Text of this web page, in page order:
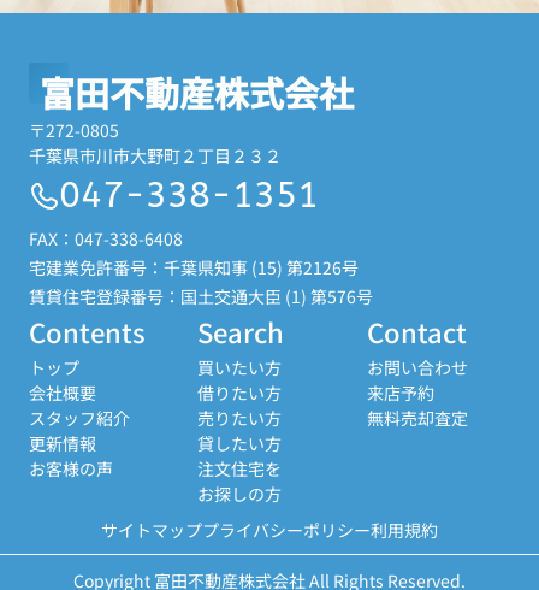
富田不動産株式会社
〒272-0805
千葉県市川市大野町２丁目２３２
047-338-1351
FAX：047-338-6408
宅建業免許番号：千葉県知事 (15) 第2126号
賃貸住宅登録番号：国土交通大臣 (1) 第576号
Contents
トップ
会社概要
スタッフ紹介
更新情報
お客様の声
Search
買いたい方
借りたい方
売りたい方
貸したい方
注文住宅を
お探しの方
Contact
お問い合わせ
来店予約
無料売却査定
サイトマッププライバシーポリシー利用規約
Copyright 富田不動産株式会社 All Rights Reserved.